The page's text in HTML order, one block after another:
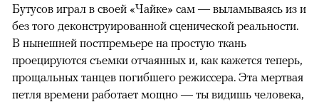
Бутусов играл в своей «Чайке» сам — выламываясь из и
без того деконструированной сценической реальности.
В нынешней постпремьере на простую ткань
проецируются съемки отчаянных и, как кажется теперь,
прощальных танцев погибшего режиссера. Эта мертвая
петля времени работает мощно — ты видишь человека,